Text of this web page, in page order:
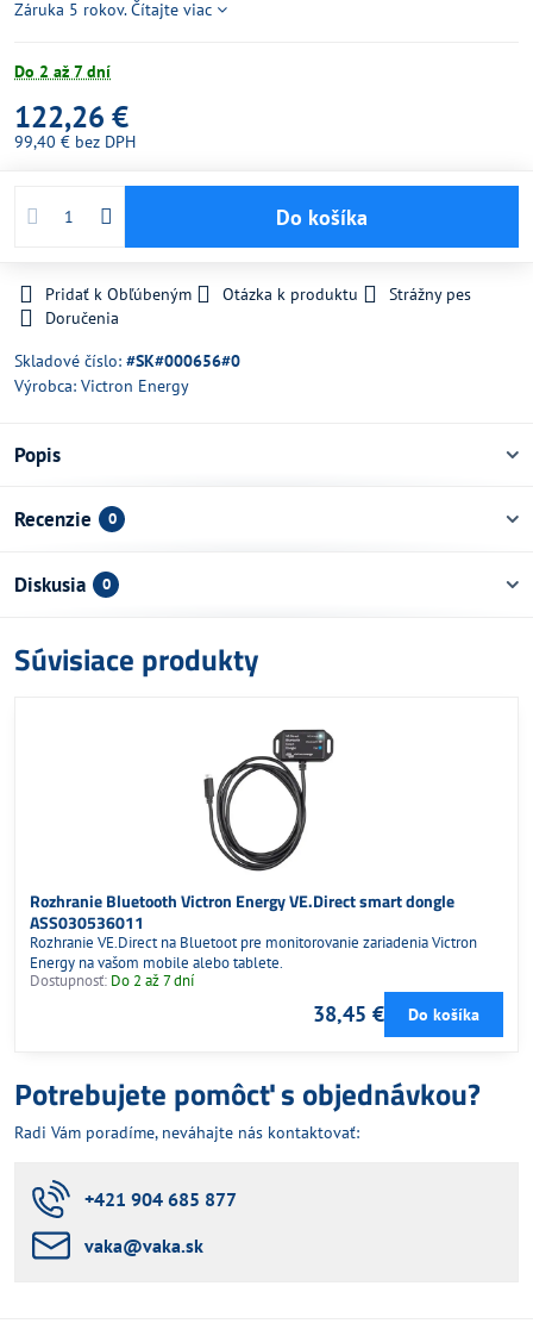
Záruka 5 rokov.Čítajte viac
Do 2 až 7 dní
122,26 €
99,40 € bez DPH
Do košíka
Pridať k Obľúbeným Otázka k produktu
Strážny pes
Doručenia
Skladové číslo: #SK#000656#0
Výrobca: Victron Energy
Popis
Recenzie 0
Diskusia 0
Súvisiace produkty
Rozhranie Bluetooth Victron Energy VE.Direct smart dongle
ASS030536011
Rozhranie VE.Direct na Bluetoot pre monitorovanie zariadenia Victron
Energy na vašom mobile alebo tablete.
Dostupnosť: Do 2 až 7 dní
38,45 € Do košíka
Potrebujete pomôcť s objednávkou?
Radi Vám poradíme, neváhajte nás kontaktovať:
+421 904 685 877
vaka​@vaka​.sk